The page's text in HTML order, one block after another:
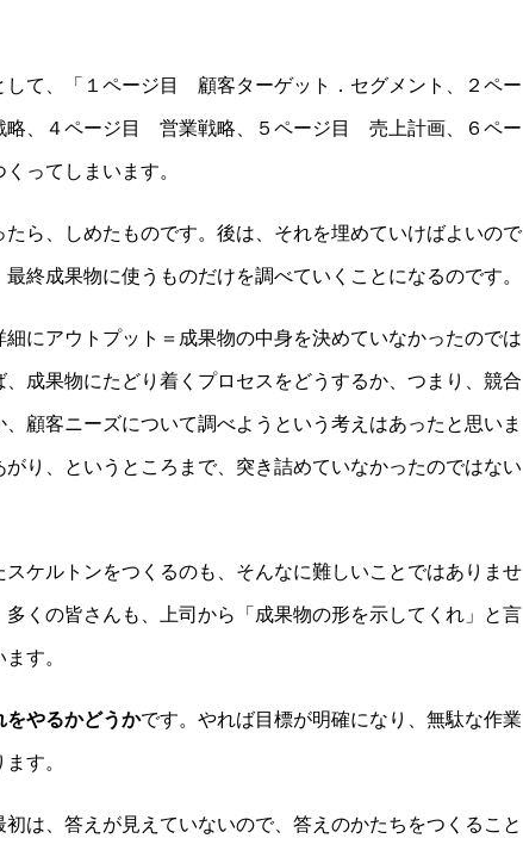
して、「１ページ目 顧客ターゲット．セグメント、２ペー
、４ページ目 営業戦略、５ページ目 売上計画、６ペー
ってしまいます。
ら、しめたものです。後は、それを埋めていけばよいので
終成果物に使うものだけを調べていくことになるのです。
にアウトプット＝成果物の中身を決めていなかったのでは
成果物にたどり着くプロセスをどうするか、つまり、競合
顧客ニーズについて調べようという考えはあったと思いま
り、というところまで、突き詰めていなかったのではない
ケルトンをつくるのも、そんなに難しいことではありませ
くの皆さんも、上司から「成果物の形を示してくれ」と言
す。
をやるかどうかです。やれば目標が明確になり、無駄な作業
す。
は、答えが見えていないので、答えのかたちをつくること